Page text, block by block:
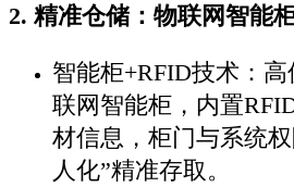
2. 精准仓储：物联网智能
智能柜+RFID技术：
联网智能柜，内置
材信息，柜门与系统
人化”精准存取。